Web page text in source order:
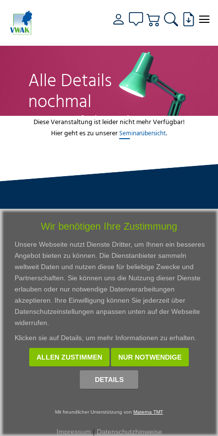
Alle Details
nochmal
genau fokussiert
Diese Veranstaltung ist leider nicht mehr Verfügbar!
Hier geht es zu unserer Seminarübersicht.
VWAK
Karriere
Kontakt
Download
Impressum
Datenschutzerklärung
Standorte
Darmstadt
Frankfurt am Main
Gießen
Kassel
Wiesbaden
Fortbildungszentrum
Bildungsangebot
Ausbildung
Zertifikatslehrgänge
Fortbildung
© 2002 - 2026 Materna TMT GmbH, powered by CARUSO
Wir benötigen Ihre Zustimmung
Unsere Webseite nutzt Dienste Dritter, um Ihnen ein besseres
Angebot bieten zu können. Die Dienstanbieter sammeln
weltweit Daten und nutzen diese für beliebige Zwecke und
Partnerschaften. Sie können uns die Nutzung dieser Dienste
erlauben oder nur notwendige Datenverarbeitungen
akzeptieren. Ihre Einwilligung können Sie jederzeit über
Datenschutzeinstellungen anpassen unten auf der Webseite
widerrufen.
Klicken sie auf Details, um mehr Informationen zu erhalten.
ALLEN ZUSTIMMEN NUR NOTWENDIGE
DETAILS
Mit freundlicher Unterstützung von Materna TMT
Impressum | Datenschutzhinweise